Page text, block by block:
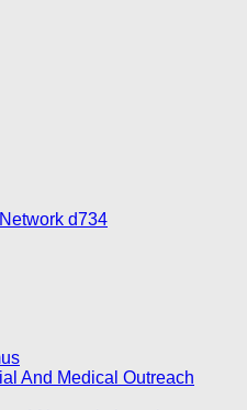
d734
And Medical Outreach